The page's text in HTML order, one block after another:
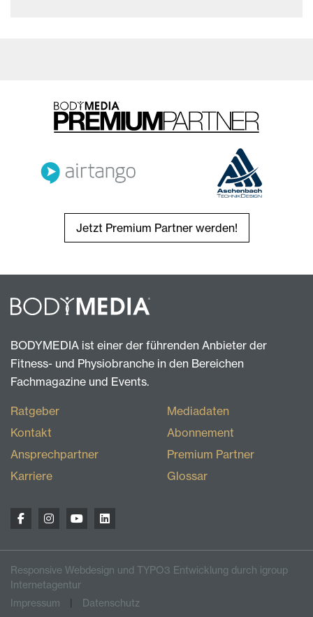
Jetzt Premium Partner werden!
BODYMEDIA ist einer der führenden Anbieter der
Fitness- und Physiobranche in den Bereichen
Fachmagazine und Events.
Ratgeber
Kontakt
Ansprechpartner
Karriere
Mediadaten
Abonnement
Premium Partner
Glossar
Responsive Webdesign und TYPO3 Entwicklung durch igroup
Internetagentur
Impressum
Datenschutz